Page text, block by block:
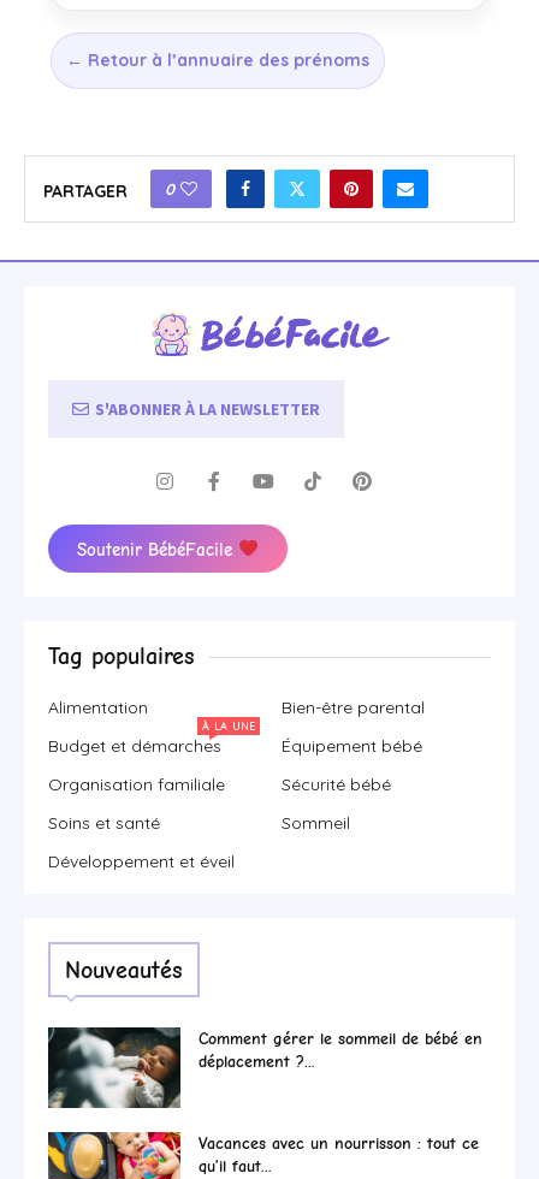
← Retour à l’annuaire des prénoms
PARTAGER 0
S'ABONNER À LA NEWSLETTER
Soutenir BébéFacile
Tag populaires
Alimentation
Bien-être parental
Budget et démarches
À LA UNE
Équipement bébé
Organisation familiale
Sécurité bébé
Soins et santé
Sommeil
Développement et éveil
Nouveautés
Comment gérer le sommeil de bébé en
déplacement ?...
Vacances avec un nourrisson : tout ce
qu’il faut...